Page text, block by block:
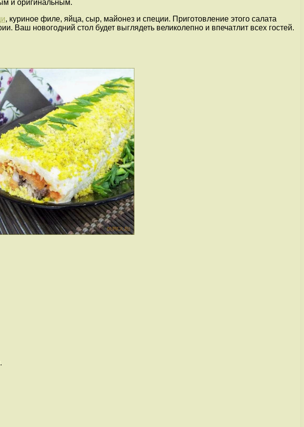
и оригинальным.
, куриное филе, яйца, сыр, майонез и специи. Приготовление этого салата
Ваш новогодний стол будет выглядеть великолепно и впечатлит всех гостей.